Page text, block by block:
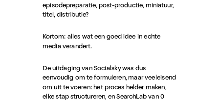
episodepreparatie, post-productie, miniatuur,
titel, distributie?
Kortom: alles wat een goed idee in echte
media verandert.
De uitdaging van Socialsky was dus
eenvoudig om te formuleren, maar veeleisend
om uit te voeren: het proces helder maken,
elke stap structureren, en SearchLab van 0